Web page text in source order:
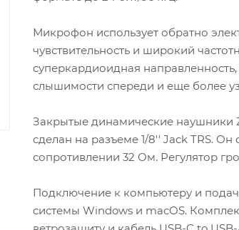
Микрофон использует обратно
чувствительность и широкий
суперкардиоидная
слышимости спереди и еще более
Закрытые динамические наушники
сделан на разъеме 1/8'' Jack TRS.
сопротивлении 32 Ом. Регулятор
Подключение к компьютеру и
системы Windows и macOS.